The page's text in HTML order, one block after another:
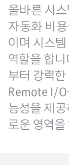
올바른 시
자동화 비
이며 시스
역할을 합
부터 강력
Remote I/
능성을 제
로운 영역